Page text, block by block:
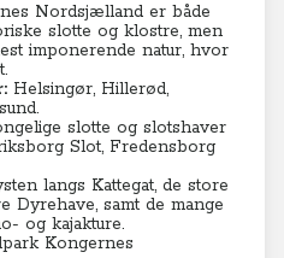
Nordsjælland er både
slotte og klostre, men
imponerende natur, hvor
Helsingør, Hillerød,
slotte og slotshaver
Slot, Fredensborg
langs Kattegat, de store
Dyrehave, samt de mange
og kajakture.
Kongernes